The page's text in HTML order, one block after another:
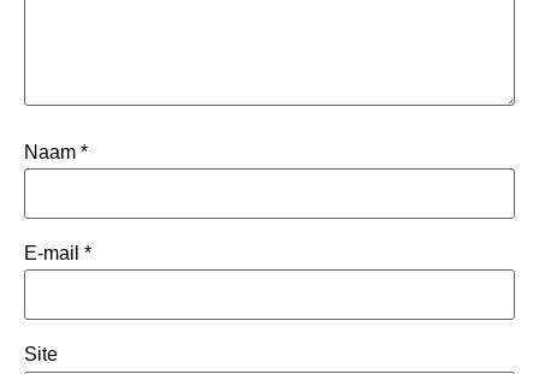
Naam *
E-mail *
Site